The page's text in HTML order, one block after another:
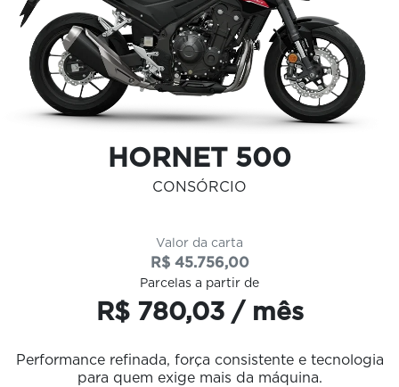
HORNET 500
CONSÓRCIO
Valor da carta
R$ 45.756,00
Parcelas a partir de
R$ 780,03 / mês
Performance refinada, força consistente e tecnologia
para quem exige mais da máquina.